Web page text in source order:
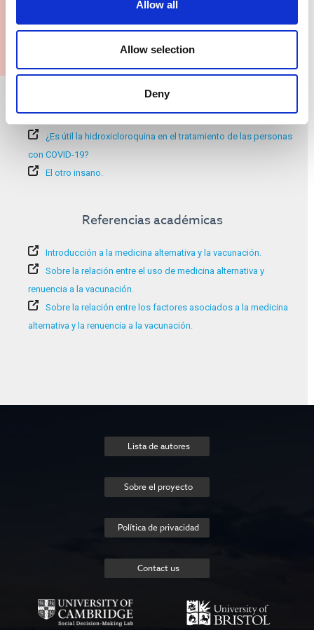
Allow all
Allow selection
Deny
Información adicional:
¿Es útil la hidroxicloroquina en el tratamiento de las personas
con COVID-19?
El otro insano.
Referencias académicas
Introducción a la medicina alternativa y la vacunación.
Sobre la relación entre el uso de medicina alternativa y
renuencia a la vacunación.
Sobre la relación entre los factores asociados a la medicina
alternativa y la renuencia a la vacunación.
Lista de autores
Sobre el proyecto
Política de privacidad
Contact us